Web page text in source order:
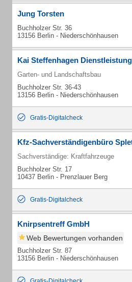
Jung Torsten
Buchholzer Str. 36
13156 Berlin - Niederschönhausen
Kai Steffenhagen
Garten- und Landschaftsbau
Buchholzer Str. 36-43
13156 Berlin - Niederschönhausen
Gratis-Digitalcheck
Kfz-Sachverständigenbüro
Sachverständige: Kraftfahrzeuge
Buchholzer Str. 17
10437 Berlin - Prenzlauer Berg
Gratis-Digitalcheck
Knirpsentreff GmbH
Web Bewertungen vorhanden
Buchholzer Str. 87
13156 Berlin - Niederschönhausen